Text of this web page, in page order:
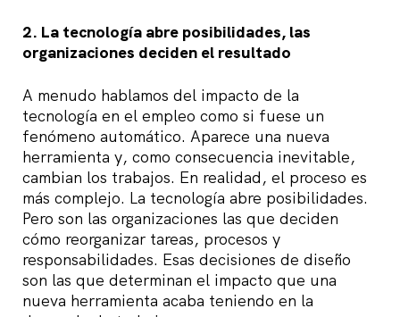
2. La tecnología abre posibilidades, las
organizaciones deciden el resultado
A menudo hablamos del impacto de la
tecnología en el empleo como si fuese un
fenómeno automático. Aparece una nueva
herramienta y, como consecuencia inevitable,
cambian los trabajos. En realidad, el proceso es
más complejo. La tecnología abre posibilidades.
Pero son las organizaciones las que deciden
cómo reorganizar tareas, procesos y
responsabilidades. Esas decisiones de diseño
son las que determinan el impacto que una
nueva herramienta acaba teniendo en la